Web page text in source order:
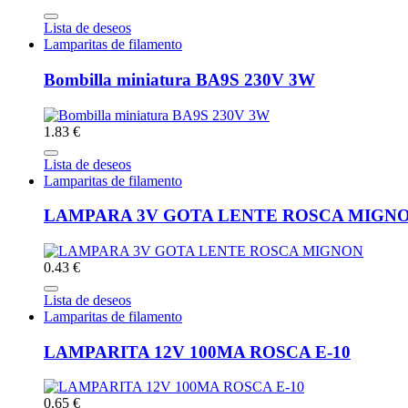
Lista de deseos
Lamparitas de filamento
Bombilla miniatura BA9S 230V 3W
1.83 €
Lista de deseos
Lamparitas de filamento
LAMPARA 3V GOTA LENTE ROSCA
0.43 €
Lista de deseos
Lamparitas de filamento
LAMPARITA 12V 100MA ROSCA E-10
0.65 €